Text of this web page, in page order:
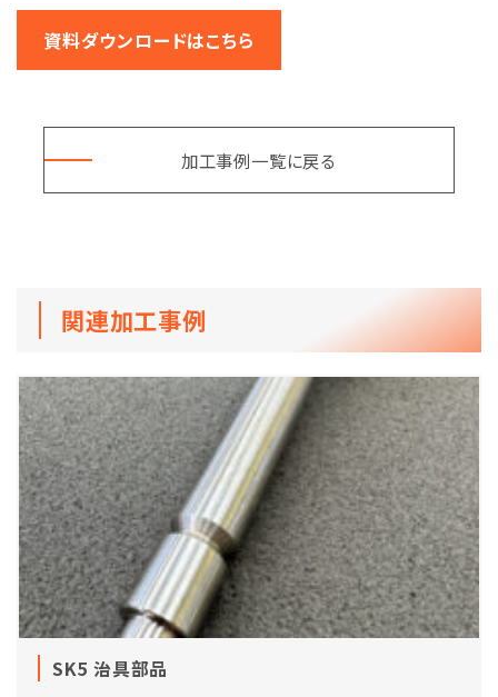
資料ダウンロードはこちら
加工事例一覧に戻る
関連加工事例
SK5 治具部品